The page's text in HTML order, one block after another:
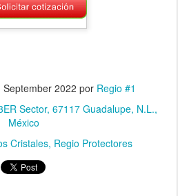
September 2022 por Regio #1
Sector, 67117 Guadalupe, N.L.,
México
Cristales Regio Protectores